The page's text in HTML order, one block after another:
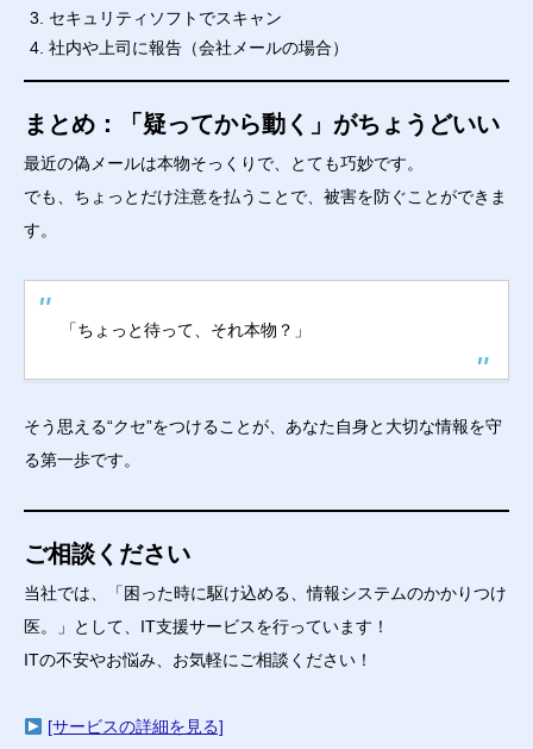
セキュリティソフトでスキャン
社内や上司に報告（会社メールの場合）
まとめ：「疑ってから動く」がちょうどいい
最近の偽メールは本物そっくりで、とても巧妙です。
でも、ちょっとだけ注意を払うことで、被害を防ぐことができま
す。
「ちょっと待って、それ本物？」
そう思える“クセ”をつけることが、あなた自身と大切な情報を守
る第一歩です。
ご相談ください
当社では、「困った時に駆け込める、情報システムのかかりつけ
医。」として、IT支援サービスを行っています！
ITの不安やお悩み、お気軽にご相談ください！
[サービスの詳細を見る]